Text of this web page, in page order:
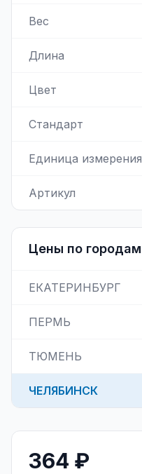
Вес
Длина
Цвет
Стандарт
Единица измерения
Артикул
Цены по городам
ЕКАТЕРИНБУРГ
ПЕРМЬ
ТЮМЕНЬ
ЧЕЛЯБИНСК
364 ₽